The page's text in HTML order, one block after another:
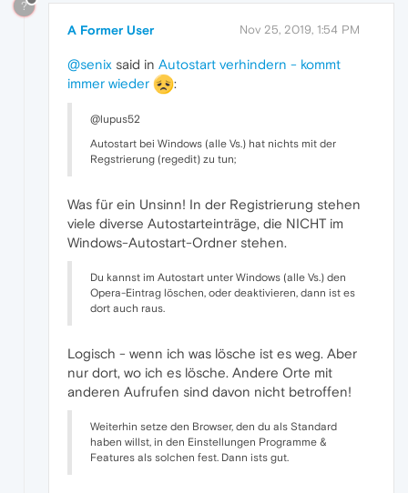
?
A Former User Nov 25, 2019, 1:54 PM
@senix said in Autostart verhindern - kommt
immer wieder
:
@lupus52
Autostart bei Windows (alle Vs.) hat nichts mit der
Regstrierung (regedit) zu tun;
Was für ein Unsinn! In der Registrierung stehen
viele diverse Autostarteinträge, die NICHT im
Windows-Autostart-Ordner stehen.
Du kannst im Autostart unter Windows (alle Vs.) den
Opera-Eintrag löschen, oder deaktivieren, dann ist es
dort auch raus.
Logisch - wenn ich was lösche ist es weg. Aber
nur dort, wo ich es lösche. Andere Orte mit
anderen Aufrufen sind davon nicht betroffen!
Weiterhin setze den Browser, den du als Standard
haben willst, in den Einstellungen Programme &
Features als solchen fest. Dann ists gut.